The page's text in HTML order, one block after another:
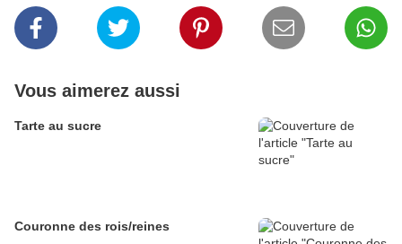
Vous aimerez aussi
Tarte au sucre
Couronne des rois/reines